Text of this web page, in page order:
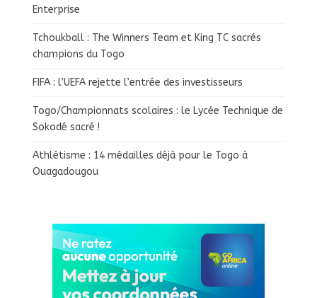
Enterprise
Tchoukball : The Winners Team et King TC sacrés
champions du Togo
FIFA : l’UEFA rejette l’entrée des investisseurs
Togo/Championnats scolaires : le Lycée Technique de
Sokodé sacré !
Athlétisme : 14 médailles déjà pour le Togo à
Ouagadougou